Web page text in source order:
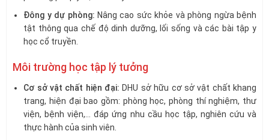
Đông y dự phòng: Nâng cao sức khỏe và phòng ngừa bệnh
tật thông qua chế độ dinh dưỡng, lối sống và các bài tập y
học cổ truyền.
Môi trường học tập lý tưởng
Cơ sở vật chất hiện đại: DHU sở hữu cơ sở vật chất khang
trang, hiện đại bao gồm: phòng học, phòng thí nghiệm, thư
viện, bệnh viện,… đáp ứng nhu cầu học tập, nghiên cứu và
thực hành của sinh viên.